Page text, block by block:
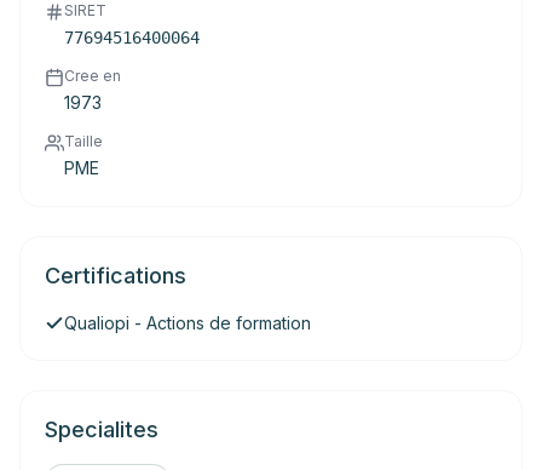
SIRET
77694516400064
Cree en
1973
Taille
PME
Certifications
Qualiopi - Actions de formation
Specialites